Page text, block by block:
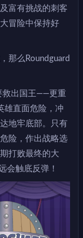
富有挑战的刺客
冒险中保持好
那么Roundguard
救出国王——更重
雄直面危险，冲
地牢底部。只有
险，作出战略选
打败最终的大
会触底反弹！